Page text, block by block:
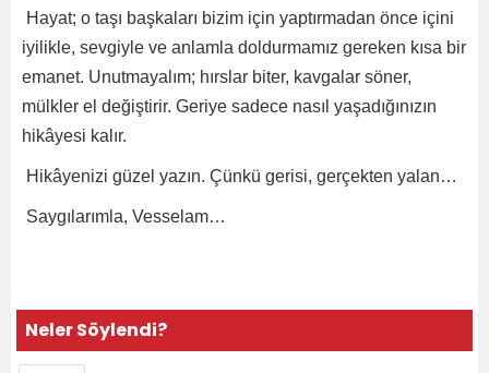
Hayat; o taşı başkaları bizim için yaptırmadan önce içini
iyilikle, sevgiyle ve anlamla doldurmamız gereken kısa bir
emanet. Unutmayalım; hırslar biter, kavgalar söner,
mülkler el değiştirir. Geriye sadece nasıl yaşadığınızın
hikâyesi kalır.
Hikâyenizi güzel yazın. Çünkü gerisi, gerçekten yalan…
Saygılarımla, Vesselam…
Neler Söylendi?